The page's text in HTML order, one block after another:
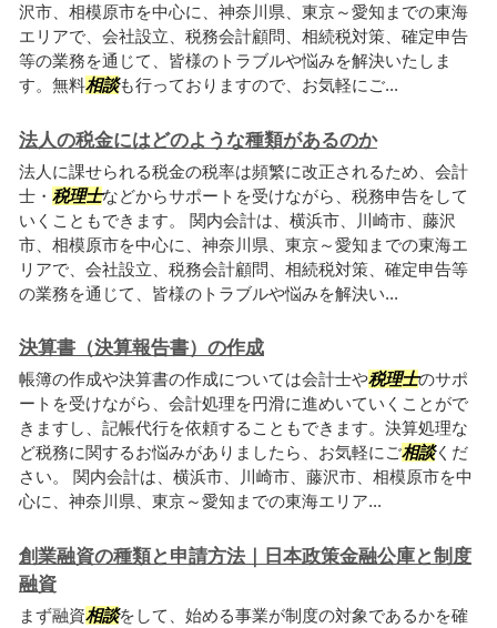
沢市、相模原市を中心に、神奈川県、東京～愛知までの東海
エリアで、会社設立、税務会計顧問、相続税対策、確定申告
等の業務を通じて、皆様のトラブルや悩みを解決いたしま
す。無料相談も行っておりますので、お気軽にご...
法人の税金にはどのような種類があるのか
法人に課せられる税金の税率は頻繁に改正されるため、会計
士・ 税理士などからサポートを受けながら、税務申告をして
いくこともできます。 関内会計は、横浜市、川崎市、藤沢
市、相模原市を中心に、神奈川県、東京～愛知までの東海エ
リアで、会社設立、税務会計顧問、相続税対策、確定申告等
の業務を通じて、皆様のトラブルや悩みを解決い...
決算書（決算報告書）の作成
帳簿の作成や決算書の作成については会計士や税理士のサポ
ートを受けながら、会計処理を円滑に進めいていくことがで
きますし、記帳代行を依頼することもできます。決算処理な
ど税務に関するお悩みがありましたら、お気軽にご相談くだ
さい。 関内会計は、横浜市、川崎市、藤沢市、相模原市を中
心に、神奈川県、東京～愛知までの東海エリア...
創業融資の種類と申請方法｜日本政策金融公庫と制度
融資
まず融資相談をして、始める事業が制度の対象であるかを確